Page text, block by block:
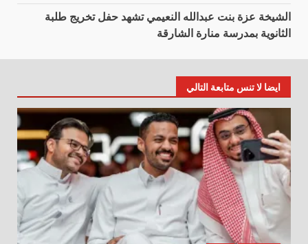
الشيخة عزة بنت عبدالله النعيمي تشهد حفل تخريج طلبة
الثانوية بمدرسة منارة الشارقة
ايضا لا تنس متابعة التالي